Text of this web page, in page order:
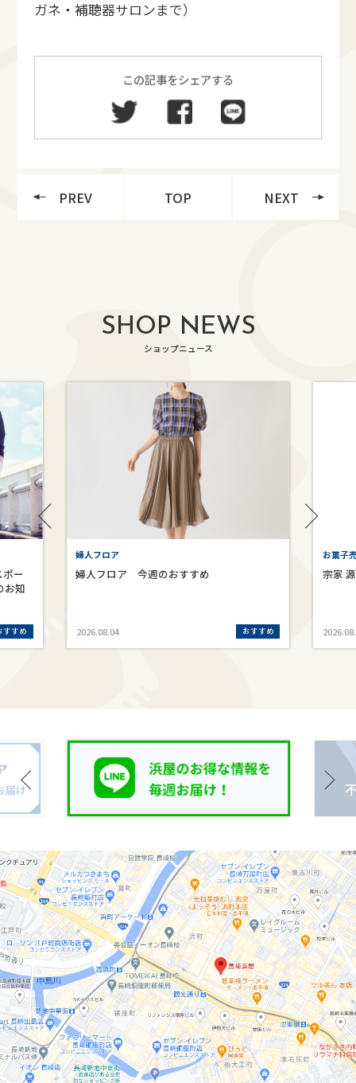
ガネ・補聴器サロンまで）
この記事をシェアする
PREV TOP NEXT
SHOP NEWS
ショップニュース
ー
お知
すすめ
婦人フロア
婦人フロア 今週のおすすめ
2026.08.04 おすすめ
お菓子
宗家